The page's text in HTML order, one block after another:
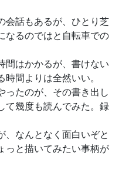
会話もあるが、ひとり芝
なるのではと自転車での
間はかかるが、書けない
間よりは全然いい。
ったのが、その書き出し
て幾度も読んでみた。録
、なんとなく面白いぞと
っと描いてみたい事柄が